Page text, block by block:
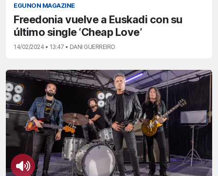
EGUNON MAGAZINE
Freedonia vuelve a Euskadi con su
último single ‘Cheap Love’
14/02/2024 • 13:47 • DANI GUERREIRO